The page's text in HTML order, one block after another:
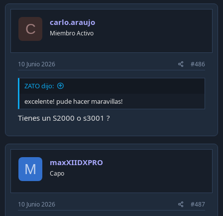
C carlo.araujo
Miembro Activo
10 Junio 2026 #486
ZATO dijo:
excelente! pude hacer maravillas!
Tienes un S2000 o s3001 ?
M maxXIIDXPRO
Capo
10 Junio 2026 #487